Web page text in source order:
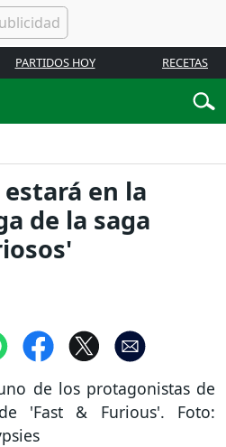
PARTIDOS HOY RECETAS
en la
de la saga